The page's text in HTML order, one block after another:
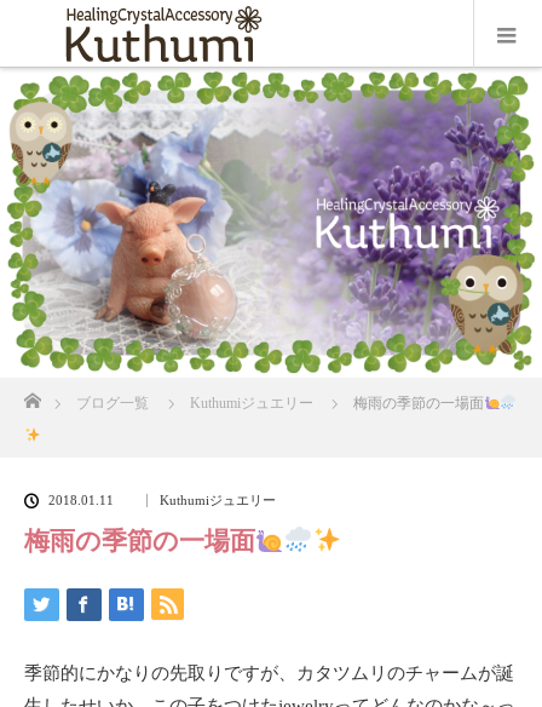
ブログ一覧 Kuthumiジュエリー 梅雨の季節の一場面
2018.01.11 Kuthumiジュエリー
梅雨の季節の一場面
季節的にかなりの先取りですが、カタツムリのチャームが誕